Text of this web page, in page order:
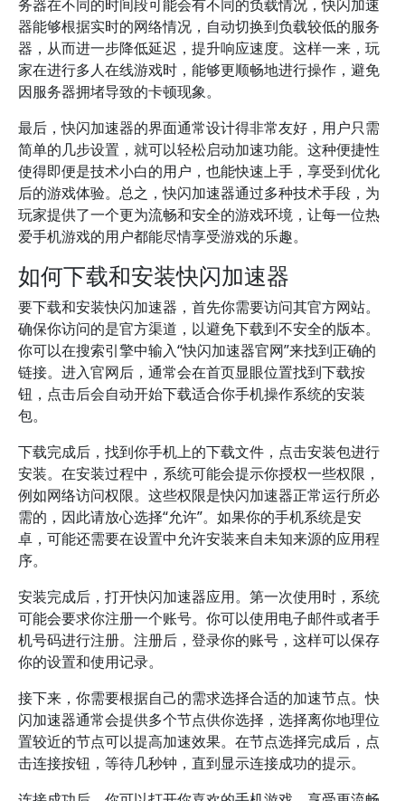
务器在不同的时间段可能会有不同的负载情况，快闪加速
器能够根据实时的网络情况，自动切换到负载较低的服务
器，从而进一步降低延迟，提升响应速度。这样一来，玩
家在进行多人在线游戏时，能够更顺畅地进行操作，避免
因服务器拥堵导致的卡顿现象。
最后，快闪加速器的界面通常设计得非常友好，用户只需
简单的几步设置，就可以轻松启动加速功能。这种便捷性
使得即便是技术小白的用户，也能快速上手，享受到优化
后的游戏体验。总之，快闪加速器通过多种技术手段，为
玩家提供了一个更为流畅和安全的游戏环境，让每一位热
爱手机游戏的用户都能尽情享受游戏的乐趣。
如何下载和安装快闪加速器
要下载和安装快闪加速器，首先你需要访问其官方网站。
确保你访问的是官方渠道，以避免下载到不安全的版本。
你可以在搜索引擎中输入“快闪加速器官网”来找到正确的
链接。进入官网后，通常会在首页显眼位置找到下载按
钮，点击后会自动开始下载适合你手机操作系统的安装
包。
下载完成后，找到你手机上的下载文件，点击安装包进行
安装。在安装过程中，系统可能会提示你授权一些权限，
例如网络访问权限。这些权限是快闪加速器正常运行所必
需的，因此请放心选择“允许”。如果你的手机系统是安
卓，可能还需要在设置中允许安装来自未知来源的应用程
序。
安装完成后，打开快闪加速器应用。第一次使用时，系统
可能会要求你注册一个账号。你可以使用电子邮件或者手
机号码进行注册。注册后，登录你的账号，这样可以保存
你的设置和使用记录。
接下来，你需要根据自己的需求选择合适的加速节点。快
闪加速器通常会提供多个节点供你选择，选择离你地理位
置较近的节点可以提高加速效果。在节点选择完成后，点
击连接按钮，等待几秒钟，直到显示连接成功的提示。